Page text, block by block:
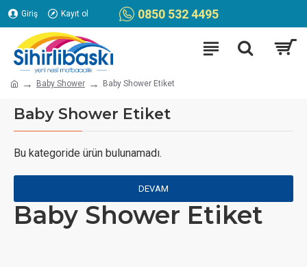
Giriş Kayıt ol 0850 532 4495
Baby Shower Baby Shower Etiket
Baby Shower Etiket
Bu kategoride ürün bulunamadı.
DEVAM
Baby Shower Etiket